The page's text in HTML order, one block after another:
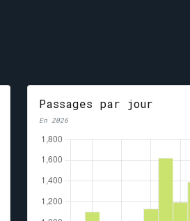
Passages par jour
En 2026